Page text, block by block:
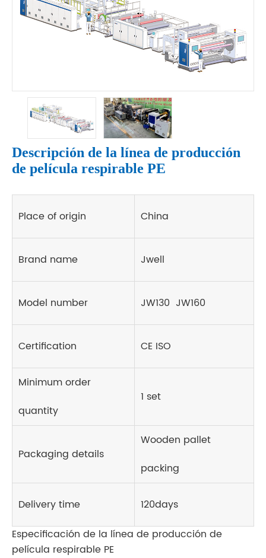
Descripción de la línea de producción
de película respirable PE
Place of origin China
Brand name Jwell
Model number JW130 JW160
Certification CE ISO
Minimum order
quantity
1 set
Packaging details
Wooden pallet
packing
Delivery time
120days
Especificación de la línea de producción de
película respirable PE